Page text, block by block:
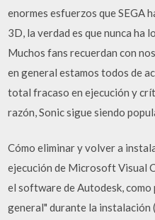
enormes esfuerzos que SEGA
3D, la verdad es que nunca ha
Muchos fans recuerdan con
en general estamos todos de
total fracaso en ejecución y
razón, Sonic sigue siendo
Cómo eliminar y volver a
ejecución de Microsoft Visual
el software de Autodesk, como
general" durante la instalación